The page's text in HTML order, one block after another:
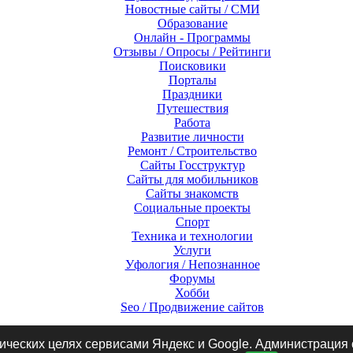
Новостные сайты / СМИ
Образование
Онлайн - Программы
Отзывы / Опросы / Рейтинги
Поисковики
Порталы
Праздники
Путешествия
Работа
Развитие личности
Ремонт / Строительство
Сайты Госструктур
Сайты для мобильников
Сайты знакомств
Социальные проекты
Спорт
Техника и технологии
Услуги
Уфология / Непознанное
Форумы
Хобби
Seo / Продвижение сайтов
Условия размещения Тарифы на размещениеВакансии
целях сервисами Яндекс и Google.